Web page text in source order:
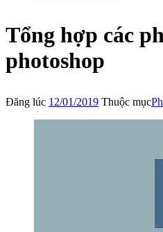
Tổng hợp các
photoshop
Đăng lúc 12/01/2019 Thuộc mục